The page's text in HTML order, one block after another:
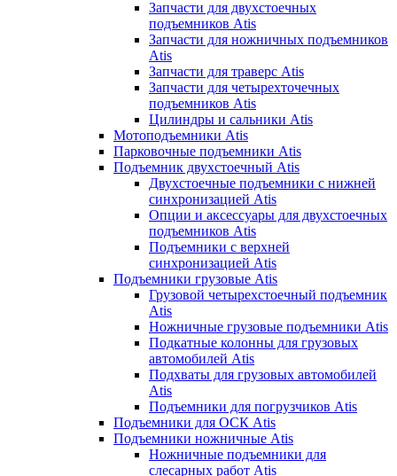
Запчасти для двухстоечных
подъемников Atis
Запчасти для ножничных подъемников
Atis
Запчасти для траверс Atis
Запчасти для четырехточечных
подъемников Atis
Цилиндры и сальники Atis
Мотоподъемники Atis
Парковочные подъемники Atis
Подъемник двухстоечный Atis
Двухстоечные подъемники с нижней
синхронизацией Atis
Опции и аксессуары для двухстоечных
подъемников Atis
Подъемники с верхней
синхронизацией Atis
Подъемники грузовые Atis
Грузовой четырехстоечный подъемник
Atis
Ножничные грузовые подъемники Atis
Подкатные колонны для грузовых
автомобилей Atis
Подхваты для грузовых автомобилей
Atis
Подъемники для погрузчиков Atis
Подъемники для ОСК Atis
Подъемники ножничные Atis
Ножничные подъемники для
слесарных работ Atis